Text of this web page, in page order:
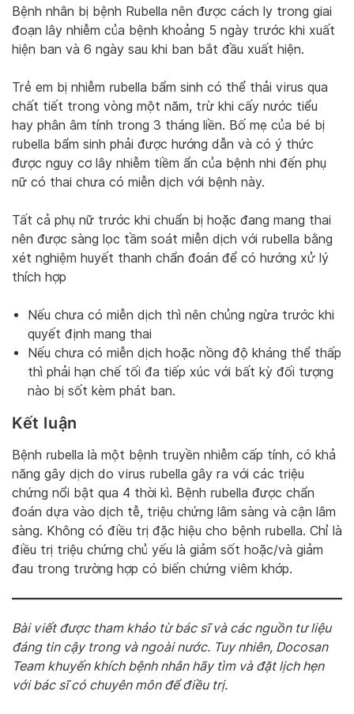
Bệnh nhân bị bệnh Rubella nên được cách ly trong giai
đoạn lây nhiễm của bệnh khoảng 5 ngày trước khi xuất
hiện ban và 6 ngày sau khi ban bắt đầu xuất hiện.
Trẻ em bị nhiễm rubella bẩm sinh có thể thải virus qua
chất tiết trong vòng một năm, trừ khi cấy nước tiểu
hay phân âm tính trong 3 tháng liền. Bố mẹ của bé bị
rubella bẩm sinh phải được hướng dẫn và có ý thức
được nguy cơ lây nhiễm tiềm ẩn của bệnh nhi đến phụ
nữ có thai chưa có miễn dịch với bệnh này.
Tất cả phụ nữ trước khi chuẩn bị hoặc đang mang thai
nên được sàng lọc tầm soát miễn dịch với rubella bằng
xét nghiệm huyết thanh chẩn đoán để có hướng xử lý
thích hợp
Nếu chưa có miễn dịch thì nên chủng ngừa trước khi
quyết định mang thai
Nếu chưa có miễn dịch hoặc nồng độ kháng thể thấp
thì phải hạn chế tối đa tiếp xúc với bất kỳ đối tượng
nào bị sốt kèm phát ban.
Kết luận
Bệnh rubella là một bệnh truyền nhiễm cấp tính, có khả
năng gây dịch do virus rubella gây ra với các triệu
chứng nổi bật qua 4 thời kì. Bệnh rubella được chẩn
đoán dựa vào dịch tễ, triệu chứng lâm sàng và cận lâm
sàng. Không có điều trị đặc hiệu cho bệnh rubella. Chỉ là
điều trị triệu chứng chủ yếu là giảm sốt hoặc/và giảm
đau trong trường hợp có biến chứng viêm khớp.
Bài viết được tham khảo từ bác sĩ và các nguồn tư liệu
đáng tin cậy trong và ngoài nước. Tuy nhiên, Docosan
Team khuyến khích bệnh nhân hãy tìm và đặt lịch hẹn
với bác sĩ có chuyên môn để điều trị.